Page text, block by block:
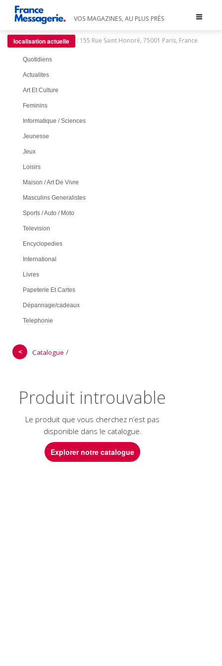
Toggle
VOS MAGAZINES, AU PLUS PRÈS
localisation actuelle : 155 Rue Saint Honoré, 75001 Paris, France
Quotidiens
Actualites
Art Et Culture
Feminins
Informatique / Sciences
Jeunesse
Jeux
Loisirs
Maison / Art De Vivre
Masculins Generalistes
Sports / Auto / Moto
Television
Encyclopedies
International
Livres
Papeterie Et Cartes
Dépannage/cadeaux
Telephonie
＜ Catalogue /
Produit introuvable
Le produit que vous cherchez n’est pas
disponible dans le catalogue.
Explorer notre catalogue